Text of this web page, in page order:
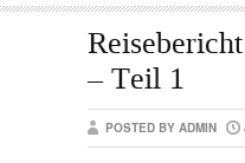
– Teil 1
POSTED BY ADMIN